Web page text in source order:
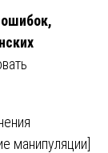
манипуляции]